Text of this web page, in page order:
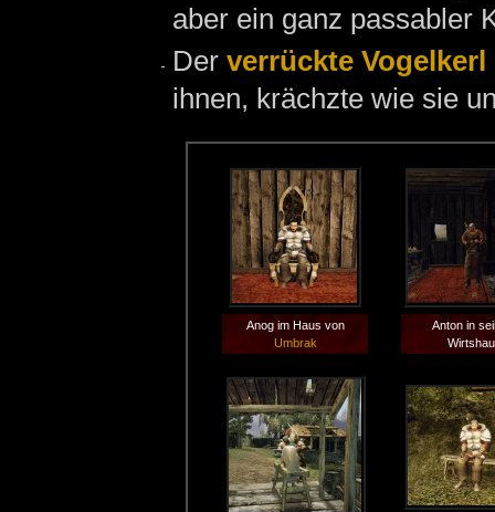
aber ein ganz passabler
Der verrückte Vogelkerl
ihnen, krächzte wie sie
Anog im Haus von
Umbrak
Anton in